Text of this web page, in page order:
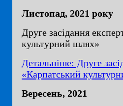
Листопад, 2021 року
Друге засідання
культурний шлях»
Детальніше: Друге
«Карпатський
Вересень, 2021